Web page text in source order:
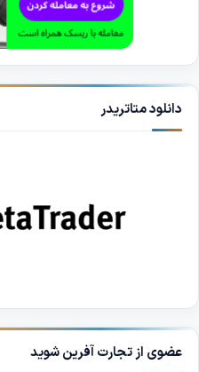
دانلود متاتریدر
عضوی از تجارت آفرین شوید